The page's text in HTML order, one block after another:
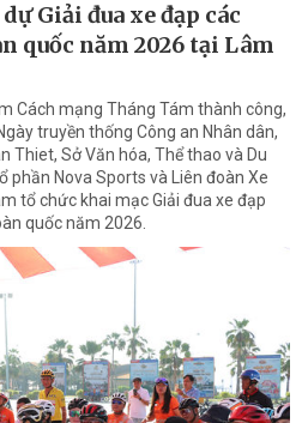
Giải đua xe đạp các
quốc năm 2026 tại Lâm
Cách mạng Tháng Tám thành công,
truyền thống Công an Nhân dân,
Thiet, Sở Văn hóa, Thể thao và Du
phần Nova Sports và Liên đoàn Xe
tổ chức khai mạc Giải đua xe đạp
quốc năm 2026.